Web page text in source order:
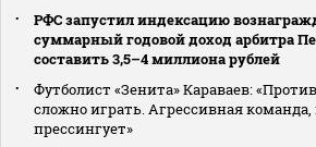
РФС запустил индексацию
суммарный годовой доход арбитра
составить 3,5–4 миллиона рублей
Футболист «Зенита» Караваев:
сложно играть. Агрессивная
прессингует»